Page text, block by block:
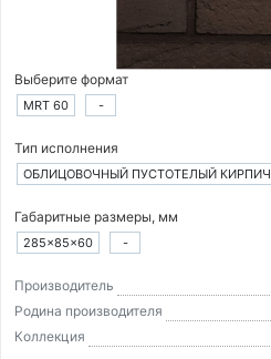
Выберите формат
MRT 60 -
Тип исполнения
ОБЛИЦОВОЧНЫЙ ПУСТОТЕЛЫЙ КИРПИЧ
Габаритные размеры, мм
285×85×60 -
Производитель
Родина производителя
Коллекция